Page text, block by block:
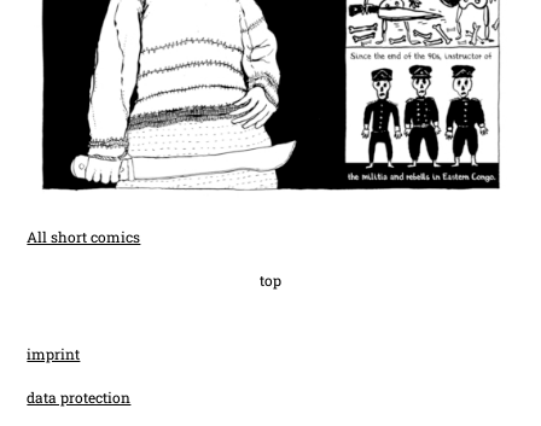
All short comics
top
imprint
data protection